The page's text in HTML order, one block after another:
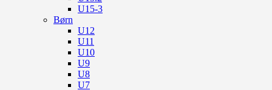
U15-3
Børn
U12
U11
U10
U9
U8
U7